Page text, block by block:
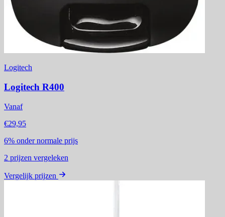
Logitech
Logitech R400
Vanaf
€29,95
6% onder normale prijs
2 prijzen vergeleken
Vergelijk prijzen